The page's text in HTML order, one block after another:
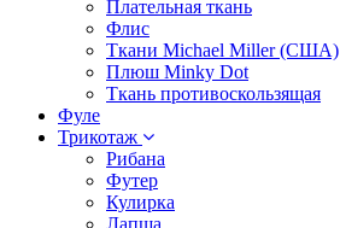
Плательная ткань
Флис
Ткани Michael Miller (США)
Плюш Minky Dot
Ткань противоскользящая
Фуле
Трикотаж
Рибана
Футер
Кулирка
Лапша